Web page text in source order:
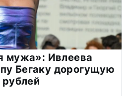
мужа»: Ивлеева
Бегаку дорогущую